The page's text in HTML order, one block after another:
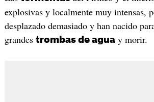
explosivas y localmente muy intensas,
desplazado demasiado y han nacido
grandes trombas de aguay morir.